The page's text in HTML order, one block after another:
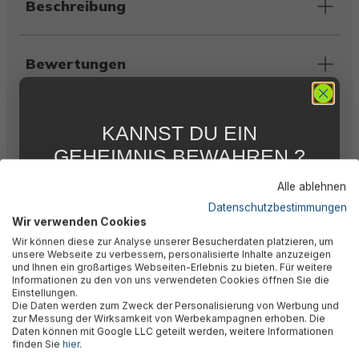
Beschreibung
Bewertungen
Warnhinweise
Herstellerinformation
Alle ablehnen
Datenschutzbestimmungen
Wir verwenden Cookies
Wir können diese zur Analyse unserer Besucherdaten platzieren, um
unsere Webseite zu verbessern, personalisierte Inhalte anzuzeigen
und Ihnen ein großartiges Webseiten-Erlebnis zu bieten. Für weitere
Informationen zu den von uns verwendeten Cookies öffnen Sie die
Einstellungen.
Die Daten werden zum Zweck der Personalisierung von Werbung und
zur Messung der Wirksamkeit von Werbekampagnen erhoben. Die
Daten können mit Google LLC geteilt werden, weitere Informationen
finden Sie hier.
KANNST DU EIN
GEHEIMNIS BEWAHREN ?
FÜR DICH
Abonniere jetzt unseren kostenlosen
Newsletter, verpasse keine Neuigkeiten und
Aktionen mehr und sichere Dir 5 %
Willkommensrabatt auf nicht reduzierte Ware
bei Deiner ersten Bestellung !*
Email